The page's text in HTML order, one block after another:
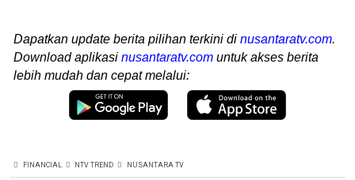
Dapatkan update berita pilihan terkini di nusantaratv.com.
Download aplikasi nusantaratv.com untuk akses berita
lebih mudah dan cepat melalui:
FINANCIAL NTV TREND NUSANTARA TV